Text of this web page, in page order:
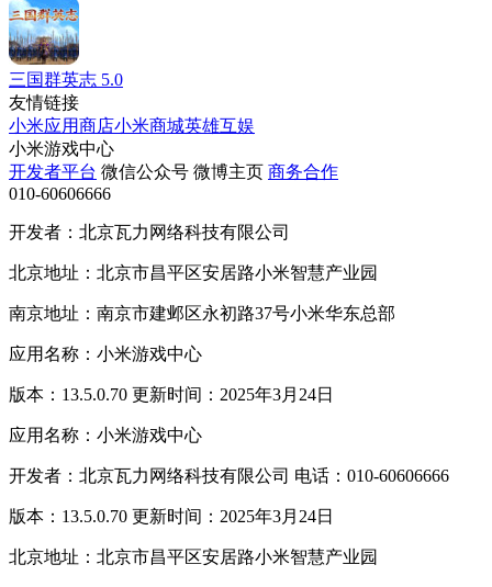
三国群英志 5.0
友情链接
小米应用商店小米商城英雄互娱
小米游戏中心
开发者平台 微信公众号 微博主页 商务合作
010-60606666
开发者：北京瓦力网络科技有限公司
北京地址：北京市昌平区安居路小米智慧产业园
南京地址：南京市建邺区永初路37号小米华东总部
应用名称：小米游戏中心
版本：13.5.0.70 更新时间：2025年3月24日
应用名称：小米游戏中心
开发者：北京瓦力网络科技有限公司 电话：010-60606666
版本：13.5.0.70 更新时间：2025年3月24日
北京地址：北京市昌平区安居路小米智慧产业园